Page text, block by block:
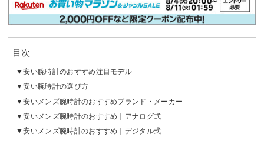
目次
安い腕時計のおすすめ注目モデル
安い腕時計の選び方
安いメンズ腕時計のおすすめブランド・メーカー
安いメンズ腕時計のおすすめ｜アナログ式
安いメンズ腕時計のおすすめ｜デジタル式